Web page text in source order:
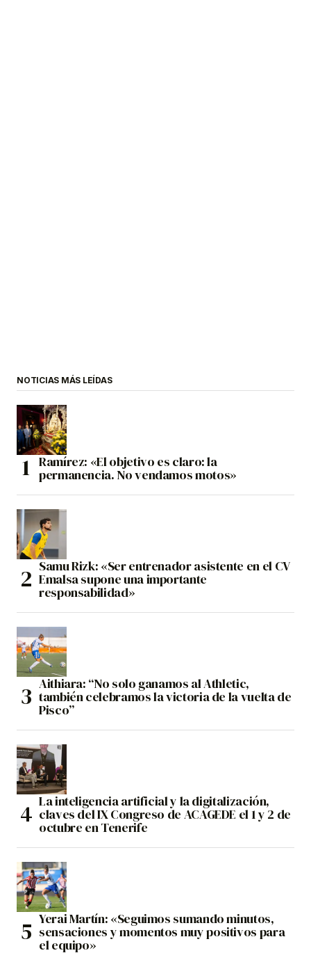
NOTICIAS MÁS LEÍDAS
Ramírez: «El objetivo es claro: la
permanencia. No vendamos motos»
Samu Rizk: «Ser entrenador asistente en el CV
Emalsa supone una importante
responsabilidad»
Aithiara: “No solo ganamos al Athletic,
también celebramos la victoria de la vuelta de
Pisco”
La inteligencia artificial y la digitalización,
claves del IX Congreso de ACAGEDE el 1 y 2 de
octubre en Tenerife
Yerai Martín: «Seguimos sumando minutos,
sensaciones y momentos muy positivos para
el equipo»